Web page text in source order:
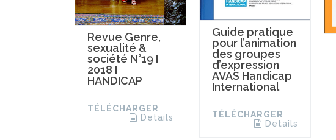
Revue Genre,
sexualité &
société N°19 I
2018 I
HANDICAP
TÉLÉCHARGER
Details
Guide pratique
pour l’animation
des groupes
d’expression
AVAS Handicap
International
TÉLÉCHARGER
Details